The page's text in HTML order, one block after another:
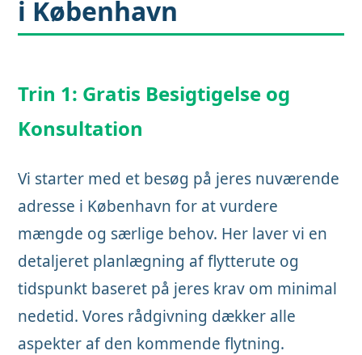
i København
Trin 1: Gratis Besigtigelse og
Konsultation
Vi starter med et besøg på jeres nuværende
adresse i København for at vurdere
mængde og særlige behov. Her laver vi en
detaljeret planlægning af flytterute og
tidspunkt baseret på jeres krav om minimal
nedetid. Vores rådgivning dækker alle
aspekter af den kommende flytning.